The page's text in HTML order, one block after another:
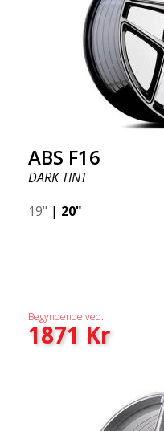
ABS F16
DARK TINT
19" | 20"
Begyndende ved:
1871 Kr